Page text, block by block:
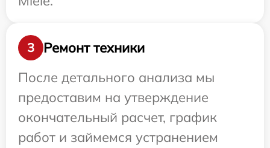
3
Ремонт техники
После детального анализа мы
предоставим на утверждение
окончательный расчет, график
работ и займемся устранением